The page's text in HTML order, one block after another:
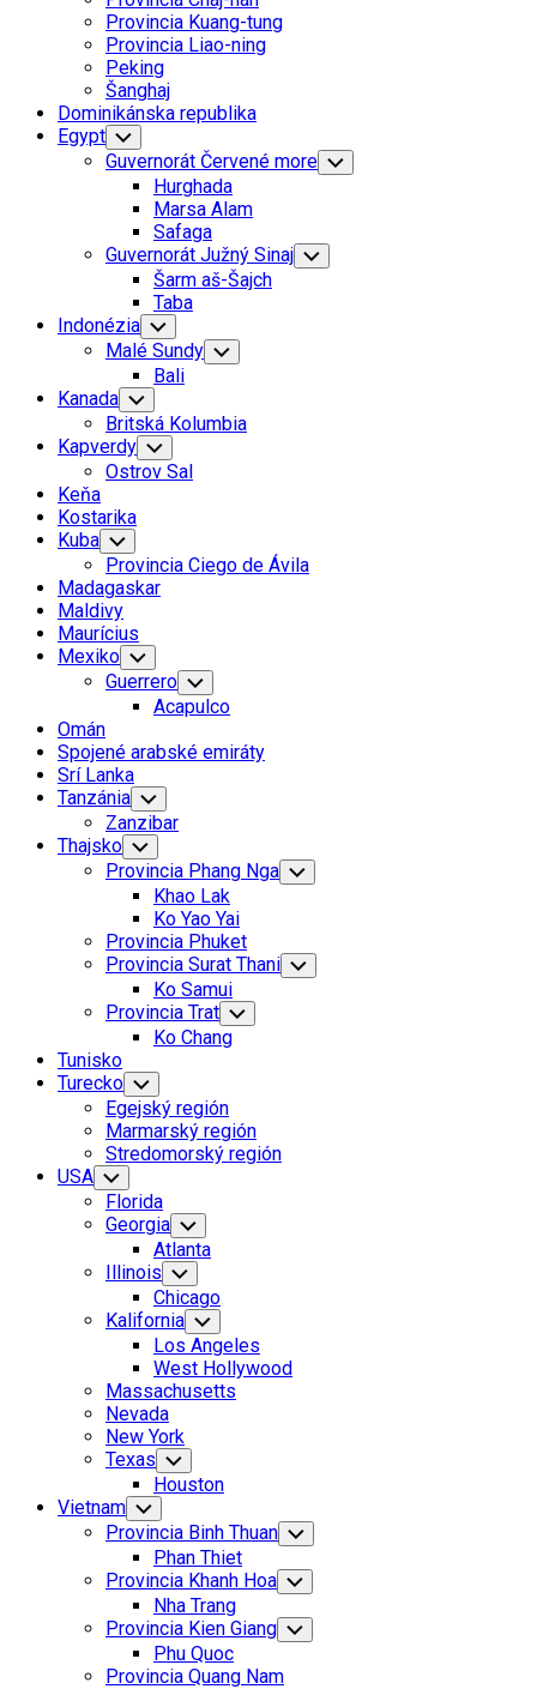
Menu
Provincia Kuang-tung
Provincia Liao-ning
Peking
Šanghaj
Dominikánska republika
Egypt Toggle
Child
Menu
Guvernorát Červené more Toggle
Child
Hurghada
Marsa Alam
Safaga
Guvernorát Južný Sinaj Toggle
Child
Šarm aš-Šajch
Taba
Indonézia Toggle
Child
Menu
Malé Sundy Toggle
Child
Bali
Kanada Toggle
Child
Menu
Britská Kolumbia
Kapverdy Toggle
Child
Menu
Ostrov Sal
Keňa
Kostarika
Kuba Toggle
Child
Menu
Provincia Ciego de Ávila
Madagaskar
Maldivy
Maurícius
Mexiko Toggle
Child
Menu
Guerrero Toggle
Child
Menu
Acapulco
Omán
Spojené arabské emiráty
Srí Lanka
Tanzánia Toggle
Child
Menu
Zanzibar
Thajsko Toggle
Child
Menu
Provincia Phang Nga Toggle
Child
Khao Lak
Ko Yao Yai
Provincia Phuket
Provincia Surat Thani Toggle
Child
Ko Samui
Provincia Trat Toggle
Child
Menu
Ko Chang
Tunisko
Turecko Toggle
Child
Menu
Egejský región
Marmarský región
Stredomorský región
USA Toggle
Child
Menu
Florida
Georgia Toggle
Child
Menu
Atlanta
Illinois Toggle
Child
Menu
Chicago
Kalifornia Toggle
Child
Menu
Los Angeles
West Hollywood
Massachusetts
Nevada
New York
Texas Toggle
Child
Menu
Houston
Vietnam Toggle
Child
Menu
Provincia Binh Thuan Toggle
Child
Menu
Phan Thiet
Provincia Khanh Hoa Toggle
Child
Menu
Nha Trang
Provincia Kien Giang Toggle
Child
Phu Quoc
Provincia Quang Nam